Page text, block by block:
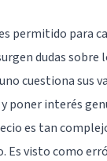
permitido para
dudas sobre
cuestiona sus
poner interés
es tan
Es visto como